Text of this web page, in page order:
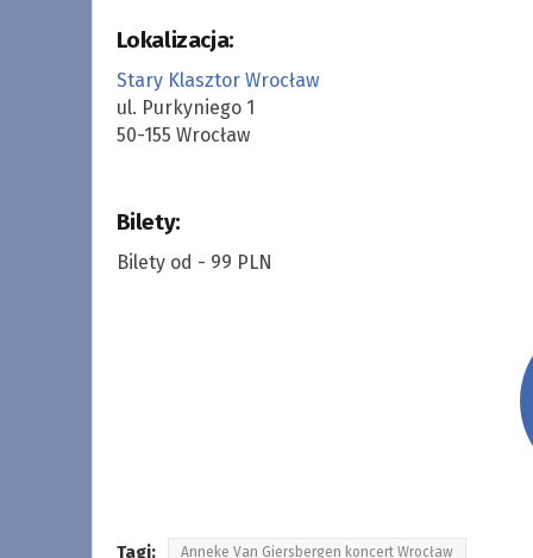
Lokalizacja:
Stary Klasztor Wrocław
ul. Purkyniego 1
50-155 Wrocław
Bilety:
Bilety od - 99 PLN
Tagi: Anneke Van Giersbergen koncert Wrocław